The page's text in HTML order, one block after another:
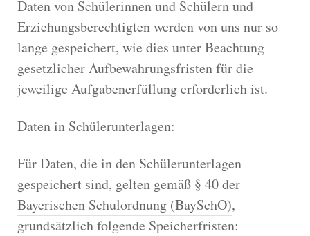
Daten von Schülerinnen und Schülern und
Erziehungsberechtigten werden von uns nur so
lange gespeichert, wie dies unter Beachtung
gesetzlicher Aufbewahrungsfristen für die
jeweilige Aufgabenerfüllung erforderlich ist.
Daten in Schülerunterlagen:
Für Daten, die in den Schülerunterlagen
gespeichert sind, gelten gemäß § 40 der
Bayerischen Schulordnung (BaySchO),
grundsätzlich folgende Speicherfristen: